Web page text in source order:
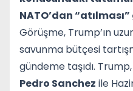
NATO’dan
Görüşme, Trump’ın
savunma bütçesi
gündeme taşıdı.
Pedro Sanchez ile